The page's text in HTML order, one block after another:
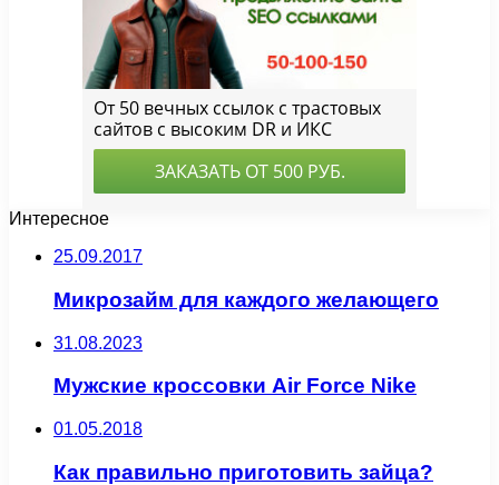
Интересное
25.09.2017
Микрозайм для каждого желающего
31.08.2023
Мужские кроссовки Air Force Nike
01.05.2018
Как правильно приготовить зайца?